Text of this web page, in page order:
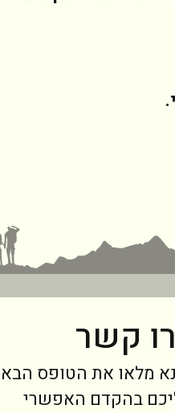
קשר
מלאו את הטופס הבא
בהקדם האפשרי